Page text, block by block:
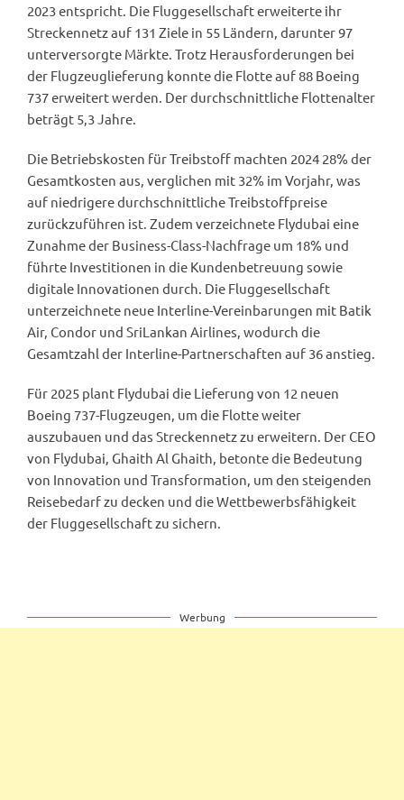
2023 entspricht. Die Fluggesellschaft erweiterte ihr
Streckennetz auf 131 Ziele in 55 Ländern, darunter 97
unterversorgte Märkte. Trotz Herausforderungen bei
der Flugzeuglieferung konnte die Flotte auf 88 Boeing
737 erweitert werden. Der durchschnittliche Flottenalter
beträgt 5,3 Jahre.
Die Betriebskosten für Treibstoff machten 2024 28% der
Gesamtkosten aus, verglichen mit 32% im Vorjahr, was
auf niedrigere durchschnittliche Treibstoffpreise
zurückzuführen ist. Zudem verzeichnete Flydubai eine
Zunahme der Business-Class-Nachfrage um 18% und
führte Investitionen in die Kundenbetreuung sowie
digitale Innovationen durch. Die Fluggesellschaft
unterzeichnete neue Interline-Vereinbarungen mit Batik
Air, Condor und SriLankan Airlines, wodurch die
Gesamtzahl der Interline-Partnerschaften auf 36 anstieg.
Für 2025 plant Flydubai die Lieferung von 12 neuen
Boeing 737-Flugzeugen, um die Flotte weiter
auszubauen und das Streckennetz zu erweitern. Der CEO
von Flydubai, Ghaith Al Ghaith, betonte die Bedeutung
von Innovation und Transformation, um den steigenden
Reisebedarf zu decken und die Wettbewerbsfähigkeit
der Fluggesellschaft zu sichern.
Werbung